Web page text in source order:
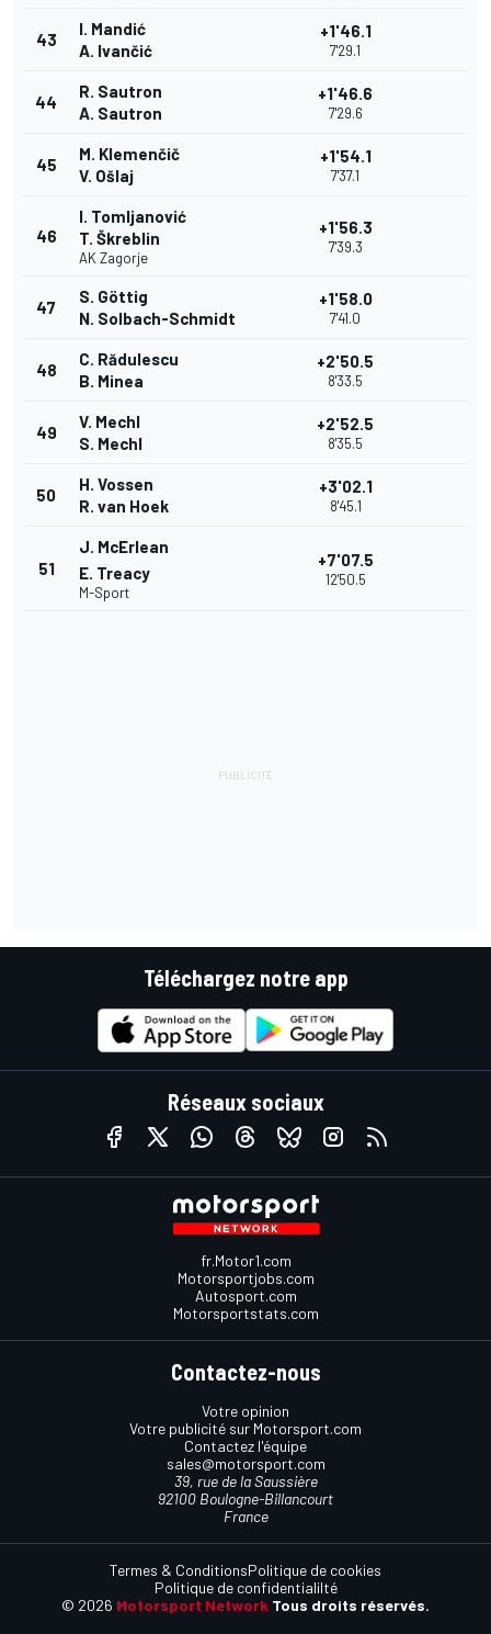
43
I. Mandić
A. Ivančić
+1'46.1
7'29.1
44
R. Sautron
A. Sautron
+1'46.6
7'29.6
45
M. Klemenčič
V. Ošlaj
+1'54.1
7'37.1
46
I. Tomljanović
T. Škreblin
AK Zagorje
+1'56.3
7'39.3
47
S. Göttig
N. Solbach-Schmidt
+1'58.0
7'41.0
48
C. Rădulescu
B. Minea
+2'50.5
8'33.5
49
V. Mechl
S. Mechl
+2'52.5
8'35.5
50
H. Vossen
R. van Hoek
+3'02.1
8'45.1
51
J. McErlean
E. Treacy
M-Sport
+7'07.5
12'50.5
Téléchargez notre app
Réseaux sociaux
fr.Motor1.com
Motorsportjobs.com
Autosport.com
Motorsportstats.com
Contactez-nous
Votre opinion
Votre publicité sur Motorsport.com
Contactez l'équipe
sales@motorsport.com
39, rue de la Saussière
92100 Boulogne-Billancourt
France
© 2026 Motorsport Network Tous droits réservés.
Termes & ConditionsPolitique de cookies
Politique de confidentialilté